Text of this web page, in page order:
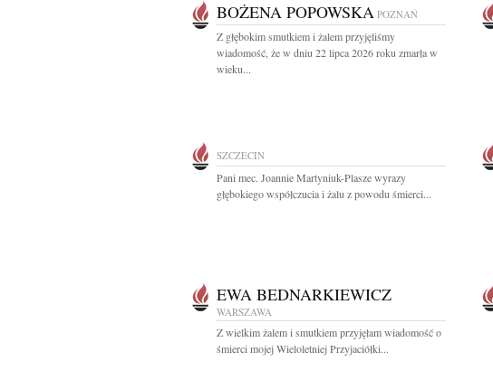
BOŻENA POPOWSKA POZNAŃ
Z głębokim smutkiem i żalem przyjęliśmy
wiadomość, że w dniu 22 lipca 2026 roku zmarła w
wieku...
SZCZECIN
Pani mec. Joannie Martyniuk-Plasze wyrazy
głębokiego współczucia i żalu z powodu śmierci...
EWA BEDNARKIEWICZ
WARSZAWA
Z wielkim żalem i smutkiem przyjęłam wiadomość o
śmierci mojej Wieloletniej Przyjaciółki...